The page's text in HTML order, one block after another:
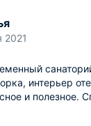
2021
интерьер
и полезное.